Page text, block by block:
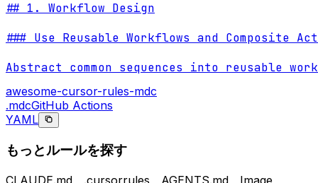
## 1. Workflow Design
### Use Reusable Workflows and Composite
Abstract common sequences into reusable
awesome-cursor-rules-mdc
.mdcGitHub Actions
YAML
もっとルールを探す
CLAUDE.md、.cursorrules、AGENTS.md、Image